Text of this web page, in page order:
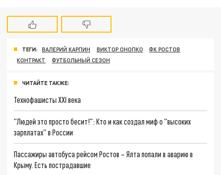
ТЕГИ: ВАЛЕРИЙ КАРПИН ВИКТОР ОНОПКО
ФК РОСТОВ
КОНТРАКТ
ФУТБОЛЬНЫЙ СЕЗОН
ЧИТАЙТЕ ТАКЖЕ:
Технофашисты XXI века
"Людей это просто бесит!": Кто и как создал миф о "высоких
зарплатах" в России
Пассажиры автобуса рейсом Ростов – Ялта попали в аварию в
Крыму. Есть пострадавшие